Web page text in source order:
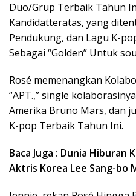
Duo/Grup Terbaik Tahun
Kandidatteratas, yang
Pendukung, dan Lagu K-
Sebagai “Golden” Untuk
Rosé memenangkan
“APT.,” single
Amerika Bruno Mars, dan
K-pop Terbaik Tahun Ini.
Baca Juga : Dunia
Aktris Korea Lee Sang-bo